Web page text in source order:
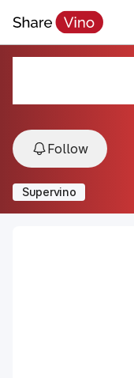
Follow
Supervino